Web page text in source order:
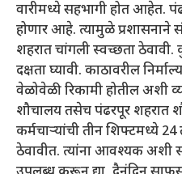
वारीमध्ये सहभागी होत आहेत.
होणार आहे. त्यामुळे प्रशासनाने
शहरात चांगली स्वच्छता ठेवावी.
दक्षता घ्यावी. काठावरील
वेळोवेळी रिकामी होतील अशी
शौचालय तसेच पंढरपूर शहरात
कर्मचाऱ्यांची तीन शिफ्टमध्ये
ठेवावीत. त्यांना आवश्यक अशी